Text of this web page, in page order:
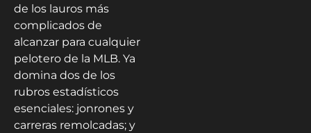
de los lauros más
complicados de
alcanzar para cualquier
pelotero de la MLB. Ya
domina dos de los
rubros estadísticos
esenciales: jonrones y
carreras remolcadas; y